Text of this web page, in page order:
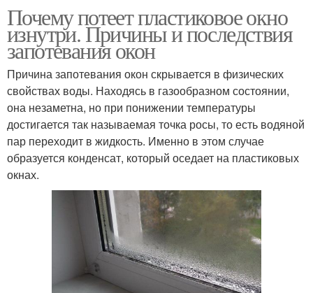
Почему потеет пластиковое окно
изнутри. Причины и последствия
запотевания окон
Причина запотевания окон скрывается в физических
свойствах воды. Находясь в газообразном состоянии,
она незаметна, но при понижении температуры
достигается так называемая точка росы, то есть водяной
пар переходит в жидкость. Именно в этом случае
образуется конденсат, который оседает на пластиковых
окнах.